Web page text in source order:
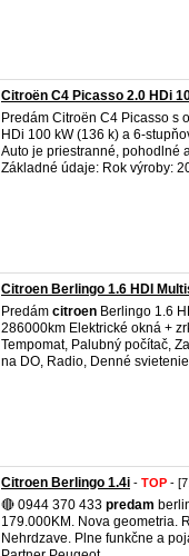
Citroën C4 Picasso 2.0 HDi
Predám Citroën C4 Picasso s
HDi 100 kW (136 k) a 6-
Auto je priestranné, pohodlné
Základné údaje: Rok výroby:
Citroen Berlingo 1.6 HDI
Predám citroen Berlingo 1.6
286000km Elektrické okná +
Tempomat, Palubný počítač,
na DO, Radio, Denné
Citroen Berlingo 1.4i - TOP -
🔴 0944 370 433 predam
179.000KM. Nova geometria.
Nehrdzave. Plne funkčne a